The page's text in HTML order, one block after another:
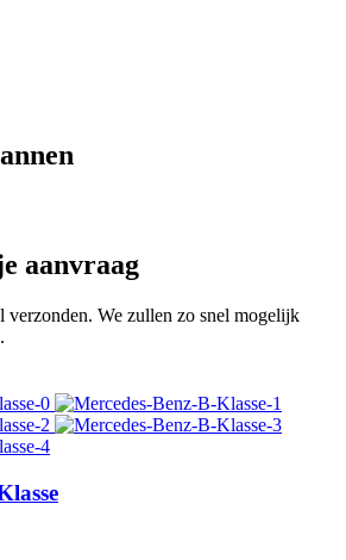
aanvraag
verzonden. We zullen zo snel mogelijk